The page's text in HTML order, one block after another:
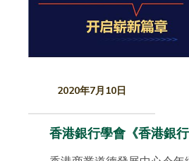
2020年7月10日
香港銀行學會《香港銀